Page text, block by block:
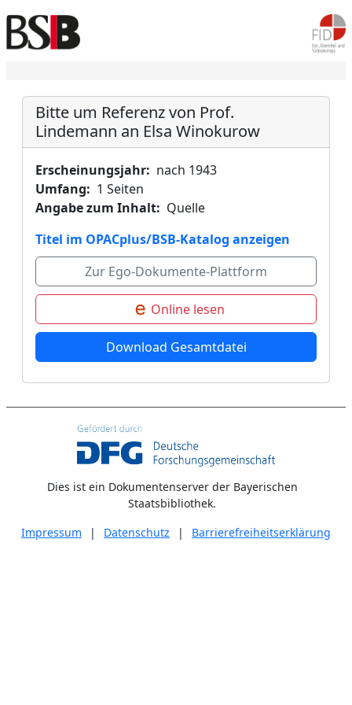
Bitte um Referenz von Prof.
Lindemann an Elsa Winokurow
Erscheinungsjahr: nach 1943
Umfang: 1 Seiten
Angabe zum Inhalt: Quelle
Titel im OPACplus/BSB-Katalog anzeigen
Zur Ego-Dokumente-Plattform
Online lesen
Download Gesamtdatei
Dies ist ein Dokumentenserver der Bayerischen
Staatsbibliothek.
Impressum
| Datenschutz | Barrierefreiheitserklärung